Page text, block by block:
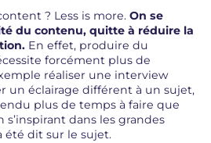
? Less is more.On se
du contenu, quitte à réduire la
En effet, produire du
forcément plus de
réaliser une interview
un éclairage différent à un sujet,
plus de temps à faire que
dans les grandes
été dit sur le sujet.